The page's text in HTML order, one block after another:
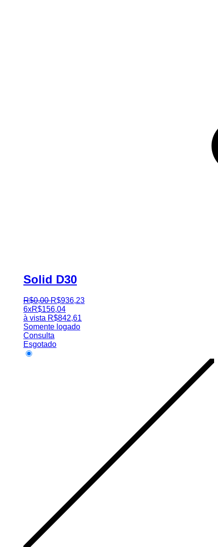
Solid D30
R$0,00 R$936,23
6xR$156,04
à vista R$842,61
Somente logado
Consulta
Esgotado